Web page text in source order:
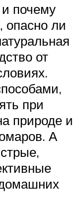
почему
опасно ли
от
при
природе и
А